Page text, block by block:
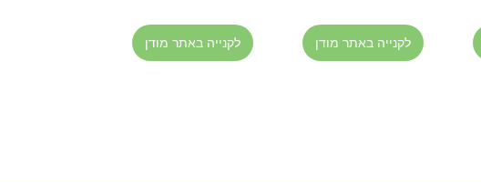
לקנייה באתר מודן לקנייה באתר מודן